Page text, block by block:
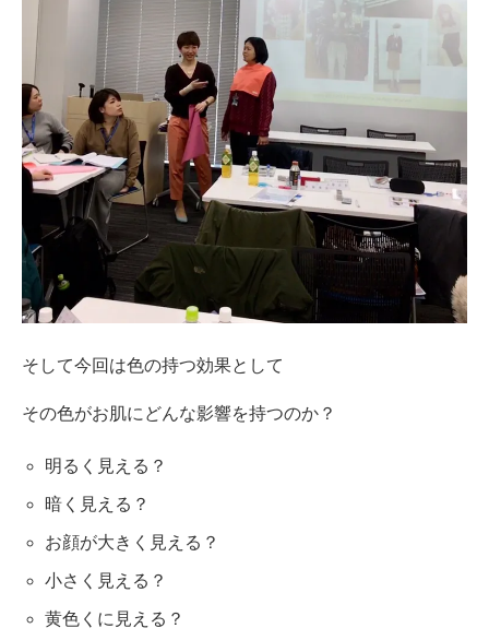
そして今回は色の持つ効果として
その色がお肌にどんな影響を持つのか？
明るく見える？
暗く見える？
お顔が大きく見える？
小さく見える？
黄色くに見える？